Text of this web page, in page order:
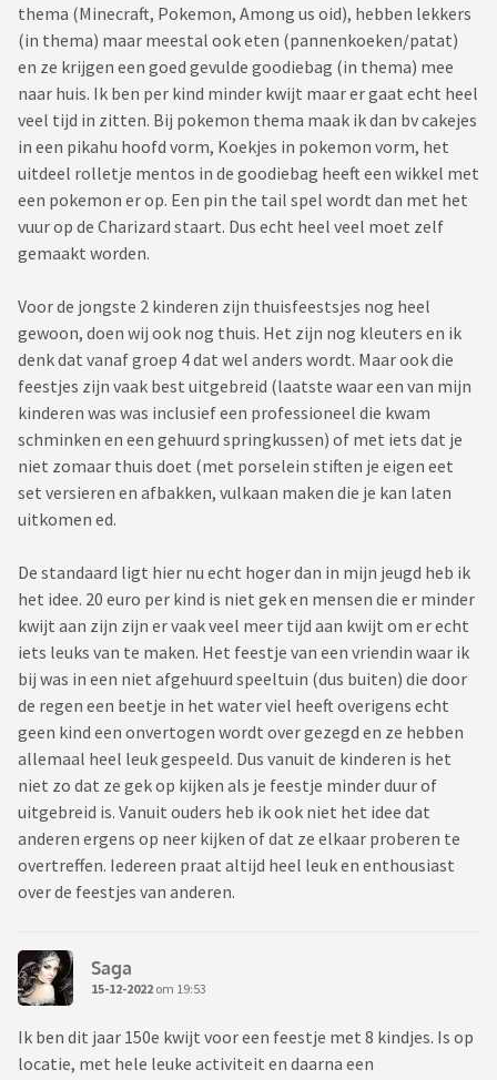
thema (Minecraft, Pokemon, Among us oid), hebben lekkers
(in thema) maar meestal ook eten (pannenkoeken/patat)
en ze krijgen een goed gevulde goodiebag (in thema) mee
naar huis. Ik ben per kind minder kwijt maar er gaat echt heel
veel tijd in zitten. Bij pokemon thema maak ik dan bv cakejes
in een pikahu hoofd vorm, Koekjes in pokemon vorm, het
uitdeel rolletje mentos in de goodiebag heeft een wikkel met
een pokemon er op. Een pin the tail spel wordt dan met het
vuur op de Charizard staart. Dus echt heel veel moet zelf
gemaakt worden.
Voor de jongste 2 kinderen zijn thuisfeestsjes nog heel
gewoon, doen wij ook nog thuis. Het zijn nog kleuters en ik
denk dat vanaf groep 4 dat wel anders wordt. Maar ook die
feestjes zijn vaak best uitgebreid (laatste waar een van mijn
kinderen was was inclusief een professioneel die kwam
schminken en een gehuurd springkussen) of met iets dat je
niet zomaar thuis doet (met porselein stiften je eigen eet
set versieren en afbakken, vulkaan maken die je kan laten
uitkomen ed.
De standaard ligt hier nu echt hoger dan in mijn jeugd heb ik
het idee. 20 euro per kind is niet gek en mensen die er minder
kwijt aan zijn zijn er vaak veel meer tijd aan kwijt om er echt
iets leuks van te maken. Het feestje van een vriendin waar ik
bij was in een niet afgehuurd speeltuin (dus buiten) die door
de regen een beetje in het water viel heeft overigens echt
geen kind een onvertogen wordt over gezegd en ze hebben
allemaal heel leuk gespeeld. Dus vanuit de kinderen is het
niet zo dat ze gek op kijken als je feestje minder duur of
uitgebreid is. Vanuit ouders heb ik ook niet het idee dat
anderen ergens op neer kijken of dat ze elkaar proberen te
overtreffen. Iedereen praat altijd heel leuk en enthousiast
over de feestjes van anderen.
Saga
15-12-2022 om 19:53
Ik ben dit jaar 150e kwijt voor een feestje met 8 kindjes. Is op
locatie, met hele leuke activiteit en daarna een